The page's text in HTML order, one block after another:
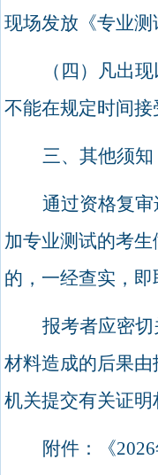
现场发放《专业测
（四）凡出
不能在规定时间
三、其他须知
通过资格复
加专业测试的考
的，一经查实，即
报考者应密
材料造成的后果
机关提交有关证
附件：《2026